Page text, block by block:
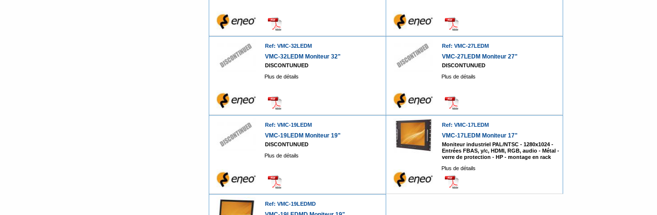
Ref: VMC-32LEDM
VMC-32LEDM Moniteur 32"
DISCONTUNUED
Plus de détails
Ref: VMC-27LEDM
VMC-27LEDM Moniteur 27"
DISCONTUNUED
Plus de détails
Ref: VMC-19LEDM
VMC-19LEDM Moniteur 19"
DISCONTUNUED
Plus de détails
Ref: VMC-17LEDM
VMC-17LEDM Moniteur 17"
Moniteur industriel PAL/NTSC - 1280x1024 -
Entrées FBAS, y/c, HDMI, RGB, audio - Métal -
verre de protection - HP - montage en rack
Plus de détails
Ref: VMC-19LEDMD